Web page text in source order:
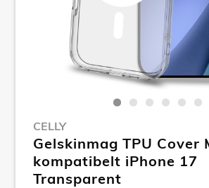
CELLY
Gelskinmag TPU Cover
kompatibelt iPhone 17
Transparent